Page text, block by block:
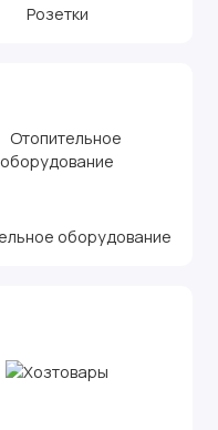
Розетки
оборудование